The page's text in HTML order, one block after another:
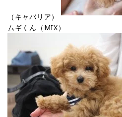
（キャバリア）
ムギくん（MIX）